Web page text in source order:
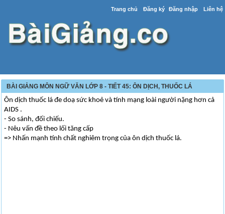
Trang chủ Đăng ký Đăng nhập Liên hệ
BÀI GIẢNG MÔN NGỮ VĂN LỚP 8 - TIẾT 45: ÔN DỊCH, THUỐC LÁ
Ôn dịch thuốc lá đe doạ sức khoẻ và tính mạng loài người nặng hơn cả
AIDS .
- So sánh, đối chiếu.
- Nêu vấn đề theo lối tăng cấp
=> Nhấn mạnh tính chất nghiêm trọng của ôn dịch thuốc lá.